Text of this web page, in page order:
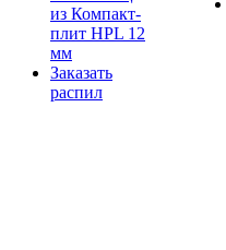
из Компакт-
плит HPL 12
мм
Заказать
распил